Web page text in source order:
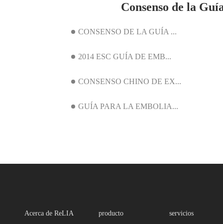
Consenso de la
CONSENSO DE LA GUÍA ...
2014 ESC GUÍA DE EMB...
CONSENSO CHINO DE EX...
GUÍA PARA LA EMBOLIA...
Acerca de ReLIA producto servicios